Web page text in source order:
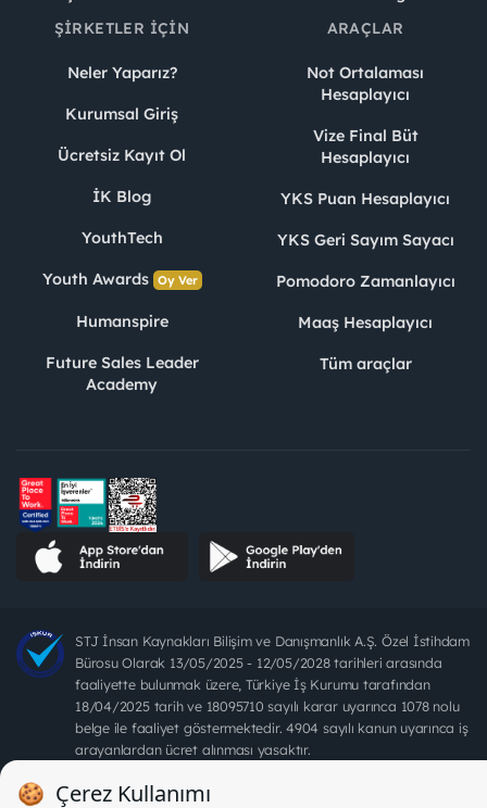
ŞIRKETLER İÇIN
Neler Yaparız?
Kurumsal Giriş
Ücretsiz Kayıt Ol
İK Blog
YouthTech
Youth Awards Oy Ver
Humanspire
Future Sales Leader
Academy
ARAÇLAR
Not Ortalaması
Hesaplayıcı
Vize Final Büt
Hesaplayıcı
YKS Puan Hesaplayıcı
YKS Geri Sayım Sayacı
Pomodoro Zamanlayıcı
Maaş Hesaplayıcı
Tüm araçlar
STJ İnsan Kaynakları Bilişim ve Danışmanlık A.Ş. Özel İstihdam
Bürosu Olarak 13/05/2025 - 12/05/2028 tarihleri arasında
faaliyette bulunmak üzere, Türkiye İş Kurumu tarafından
18/04/2025 tarih ve 18095710 sayılı karar uyarınca 1078 nolu
belge ile faaliyet göstermektedir. 4904 sayılı kanun uyarınca iş
arayanlardan ücret alınması yasaktır.